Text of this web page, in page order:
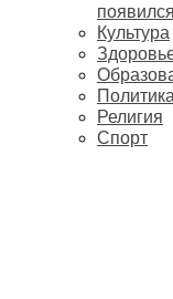
Культура
Религия
Спорт